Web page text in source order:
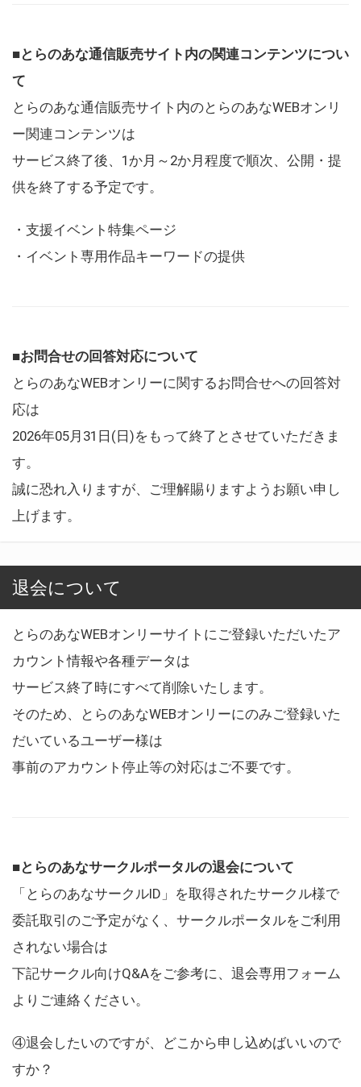
■とらのあな通信販売サイト内の関連コンテンツについ
て
とらのあな通信販売サイト内のとらのあなWEBオンリ
ー関連コンテンツは
サービス終了後、1か月～2か月程度で順次、公開・提
供を終了する予定です。
・支援イベント特集ページ
・イベント専用作品キーワードの提供
■お問合せの回答対応について
とらのあなWEBオンリーに関するお問合せへの回答対
応は
2026年05月31日(日)をもって終了とさせていただきま
す。
誠に恐れ入りますが、ご理解賜りますようお願い申し
上げます。
退会について
とらのあなWEBオンリーサイトにご登録いただいたア
カウント情報や各種データは
サービス終了時にすべて削除いたします。
そのため、とらのあなWEBオンリーにのみご登録いた
だいているユーザー様は
事前のアカウント停止等の対応はご不要です。
■とらのあなサークルポータルの退会について
「とらのあなサークルID」を取得されたサークル様で
委託取引のご予定がなく、サークルポータルをご利用
されない場合は
下記サークル向けQ&Aをご参考に、退会専用フォーム
よりご連絡ください。
④退会したいのですが、どこから申し込めばいいので
すか？